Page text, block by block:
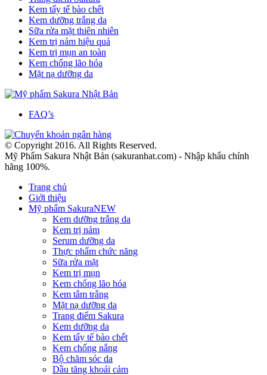
Kem tẩy tế bào chết
Kem dưỡng trắng da
Sữa rửa mặt thiên nhiên
Kem trị nám hiệu quả
Kem trị mụn an toàn
Kem chống lão hóa
Mặt nạ dưỡng da
FAQ’s
© Copyright 2016. All Rights Reserved.
Mỹ Phẩm Sakura Nhật Bản (sakuranhat.com) - Nhập khẩu chính
hãng 100%.
Trang chủ
Giới thiệu
Mỹ phẩm SakuraNEW
Kem dưỡng trắng da
Kem trị nám
Serum dưỡng da
Thực phẩm chức năng
Sữa rửa mặt
Kem trị mụn
Kem chống lão hóa
Kem tắm trắng
Mặt nạ dưỡng da
Trang điểm Sakura
Kem dưỡng da
Kem tẩy tế bào chết
Kem chống nắng
Bộ chăm sóc da
Dầu tăng khoái cảm